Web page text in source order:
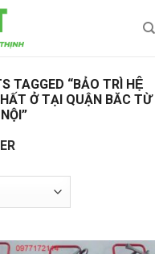
TAGGED “BẢO TRÌ HỆ
Ở TẠI QUẬN BĂC TỪ